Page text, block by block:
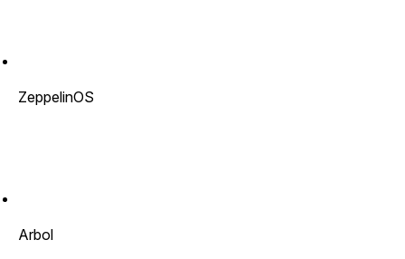
ZeppelinOS
Arbol